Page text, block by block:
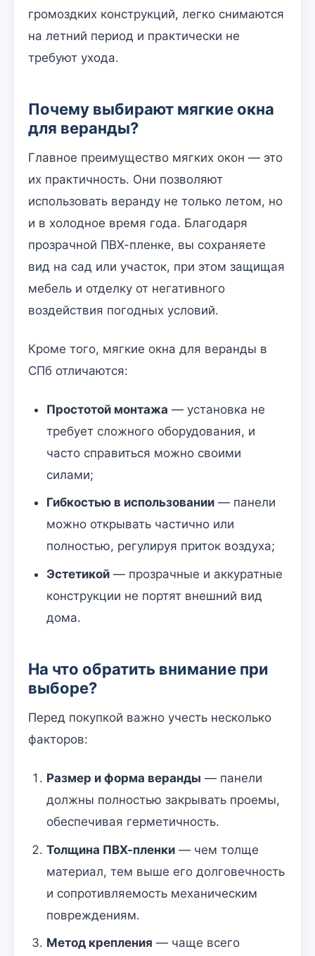
громоздких конструкций, легко снимаются
на летний период и практически не
требуют ухода.
Почему выбирают мягкие окна
для веранды?
Главное преимущество мягких окон — это
их практичность. Они позволяют
использовать веранду не только летом, но
и в холодное время года. Благодаря
прозрачной ПВХ-пленке, вы сохраняете
вид на сад или участок, при этом защищая
мебель и отделку от негативного
воздействия погодных условий.
Кроме того, мягкие окна для веранды в
СПб отличаются:
Простотой монтажа — установка не
требует сложного оборудования, и
часто справиться можно своими
силами;
Гибкостью в использовании— панели
можно открывать частично или
полностью, регулируя приток воздуха;
Эстетикой— прозрачные и аккуратные
конструкции не портят внешний вид
дома.
На что обратить внимание при
выборе?
Перед покупкой важно учесть несколько
факторов:
Размер и форма веранды — панели
должны полностью закрывать проемы,
обеспечивая герметичность.
Толщина ПВХ-пленки— чем толще
материал, тем выше его долговечность
и сопротивляемость механическим
повреждениям.
Метод крепления — чаще всего